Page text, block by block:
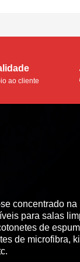
ao cliente
concentrado na
para salas
de
de microfibra,